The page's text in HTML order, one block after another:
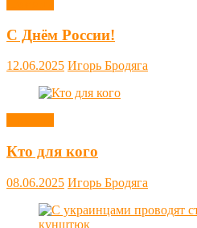
С Днём России!
12.06.2025 Игорь Бродяга
Кто для кого
08.06.2025 Игорь Бродяга